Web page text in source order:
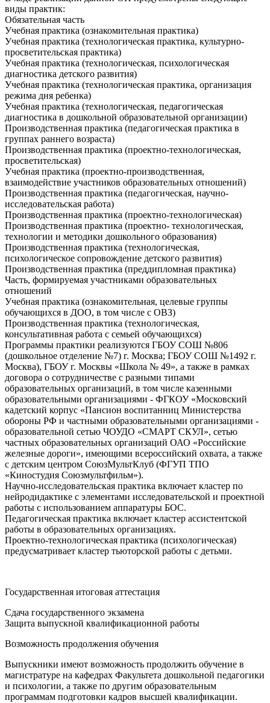
виды практик:
Обязательная часть
Учебная практика (ознакомительная практика)
Учебная практика (технологическая практика, культурно-
просветительская практика)
Учебная практика (технологическая, психологическая
диагностика детского развития)
Учебная практика (технологическая практика, организация
режима дня ребенка)
Учебная практика (технологическая, педагогическая
диагностика в дошкольной образовательной организации)
Производственная практика (педагогическая практика в
группах раннего возраста)
Производственная практика (проектно-технологическая,
просветительская)
Учебная практика (проектно-производственная,
взаимодействие участников образовательных отношений)
Производственная практика (педагогическая, научно-
исследовательская работа)
Производственная практика (проектно-технологическая)
Производственная практика (проектно- технологическая,
технологии и методики дошкольного образования)
Производственная практика (технологическая,
психологическое сопровождение детского развития)
Производственная практика (преддипломная практика)
Часть, формируемая участниками образовательных
отношений
Учебная практика (ознакомительная, целевые группы
обучающихся в ДОО, в том числе с ОВЗ)
Производственная практика (технологическая,
консультативная работа с семьей обучающихся)
Программы практики реализуются ГБОУ СОШ №806
(дошкольное отделение №7) г. Москва; ГБОУ СОШ №1492 г.
Москва), ГБОУ г. Москвы «Школа № 49», а также в рамках
договора о сотрудничестве с разными типами
образовательных организаций, в том числе казенными
образовательными организациями - ФГКОУ «Московский
кадетский корпус «Пансион воспитанниц Министерства
обороны РФ и частными образовательными организациями -
образовательной сетью ЧОУДО «СМАРТ СКУЛ», сетью
частных образовательных организаций ОАО «Российские
железные дороги», имеющими всероссийский охвата, а также
с детским центром СоюзМультКлуб (ФГУП ТПО
«Киностудия Союзмультфильм»).
Научно-исследовательская практика включает кластер по
нейродидактике с элементами исследовательской и проектной
работы с использованием аппаратуры БОС.
Педагогическая практика включает кластер ассистентской
работы в образовательных организациях.
Проектно-технологическая практика (психологическая)
предусматривает кластер тьюторской работы с детьми.
Государственная итоговая аттестация
Сдача государственного экзамена
Защита выпускной квалификационной работы
Возможность продолжения обучения
Выпускники имеют возможность продолжить обучение в
магистратуре на кафедрах Факультета дошкольной педагогики
и психологии, а также по другим образовательным
программам подготовки кадров высшей квалификации.